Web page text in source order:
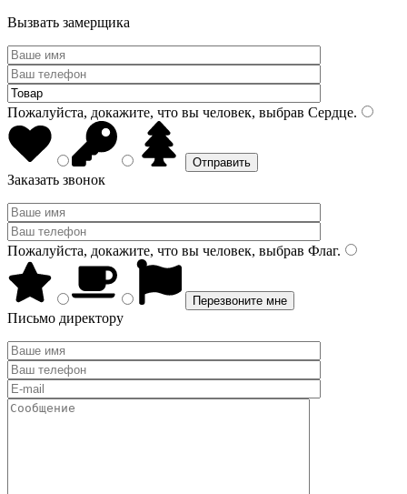
Вызвать замерщика
Пожалуйста, докажите, что вы человек, выбрав Сердце.
Заказать звонок
Пожалуйста, докажите, что вы человек, выбрав Флаг.
Письмо директору